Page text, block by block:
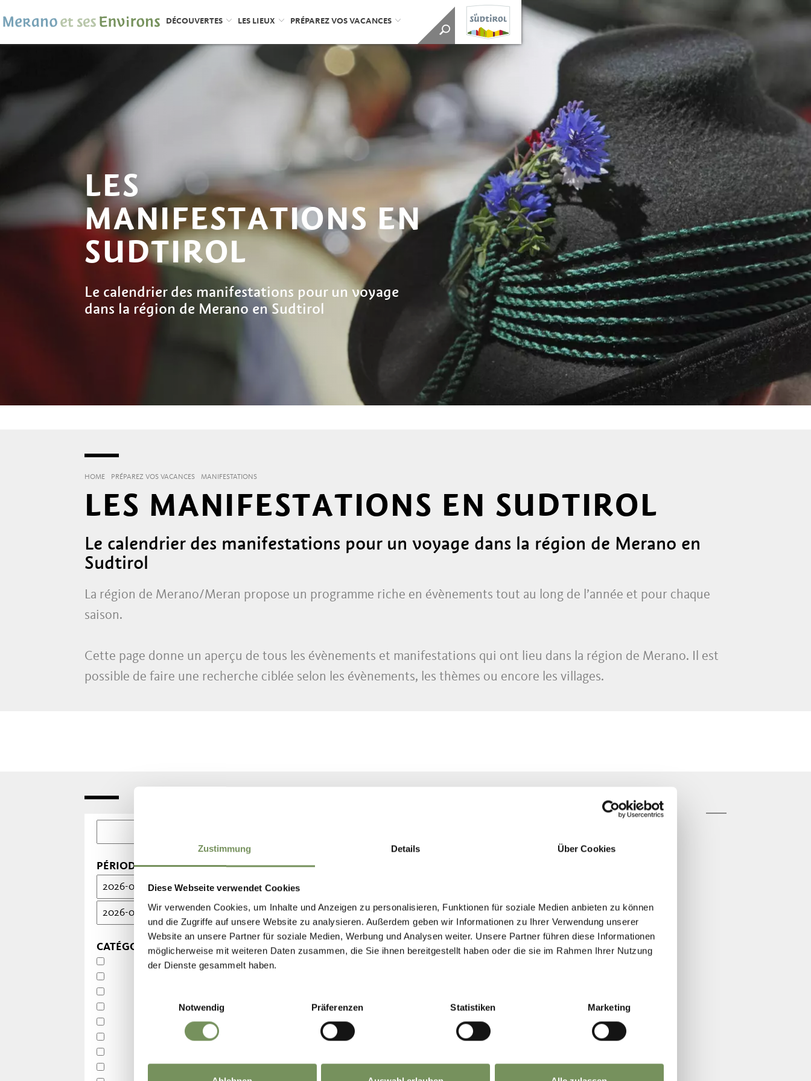
Zustimmung Details Über Cookies
Diese Webseite verwendet Cookies
Wir verwenden Cookies, um Inhalte und Anzeigen zu personalisieren, Funktionen für soziale Medien anbieten zu können
und die Zugriffe auf unsere Website zu analysieren. Außerdem geben wir Informationen zu Ihrer Verwendung unserer
Website an unsere Partner für soziale Medien, Werbung und Analysen weiter. Unsere Partner führen diese Informationen
möglicherweise mit weiteren Daten zusammen, die Sie ihnen bereitgestellt haben oder die sie im Rahmen Ihrer Nutzung
der Dienste gesammelt haben.
Notwendig
Präferenzen Statistiken Marketing
DÉCOUVERTES LES LIEUX PRÉPAREZ VOS VACANCES
LES
MANIFESTATIONS EN
SUDTIROL
Le calendrier des manifestations pour un voyage
dans la région de Merano en Sudtirol
HOME PRÉPAREZ VOS VACANCES MANIFESTATIONS
LES MANIFESTATIONS EN SUDTIROL
Le calendrier des manifestations pour un voyage dans la région de Merano en
Sudtirol
La région de Merano/Meran propose un programme riche en évènements tout au long de l’année et pour chaque
saison.
Cette page donne un aperçu de tous les évènements et manifestations qui ont lieu dans la région de Merano. Il est
possible de faire une recherche ciblée selon les évènements, les thèmes ou encore les villages.
PÉRIODE
CATÉGORIES